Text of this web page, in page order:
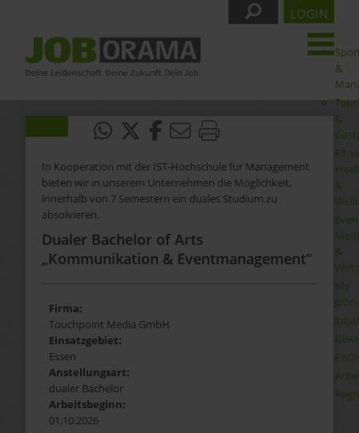
&
&
&
&
My
FAQs
LOGIN
In Kooperation mit der IST-Hochschule für Management
bieten wir in unserem Unternehmen die Möglichkeit,
innerhalb von 7 Semestern ein duales Studium zu
absolvieren.
Dualer Bachelor of Arts
„Kommunikation & Eventmanagement“
Firma:
Touchpoint Media GmbH
Einsatzgebiet:
Essen
Anstellungsart:
dualer Bachelor
Arbeitsbeginn:
01.10.2026